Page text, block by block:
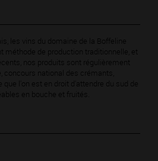
les vins du domaine de la Boffeline
méthode de production traditionnelle, et
nos produits sont régulièrement
concours national des crémants,
que l'on est en droit d'attendre du sud de
en bouche et fruités.